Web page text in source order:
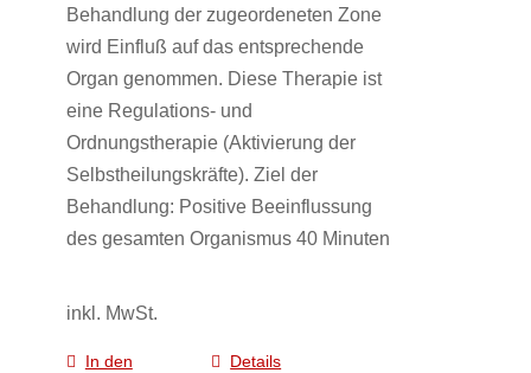
Behandlung der zugeordeneten Zone
wird Einfluß auf das entsprechende
Organ genommen. Diese Therapie ist
eine Regulations- und
Ordnungstherapie (Aktivierung der
Selbstheilungskräfte). Ziel der
Behandlung: Positive Beeinflussung
des gesamten Organismus 40 Minuten
inkl. MwSt.
In den
Details